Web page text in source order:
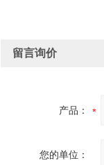
留言询价
产品：
您的单位：